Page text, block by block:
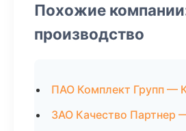
Похожие
производство
ПАО Комплект Групп —
ЗАО Качество Партнер